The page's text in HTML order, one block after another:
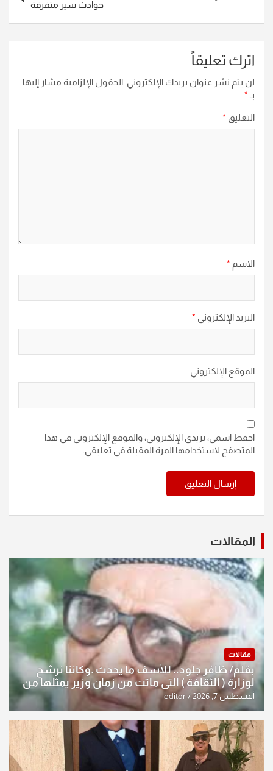
حوادث سير متفرقة
اترك تعليقاً
لن يتم نشر عنوان بريدك الإلكتروني. الحقول الإلزامية مشار إليها
بـ *
التعليق *
الاسم *
البريد الإلكتروني *
الموقع الإلكتروني
احفظ اسمي، بريدي الإلكتروني، والموقع الإلكتروني في هذا
المتصفح لاستخدامها المرة المقبلة في تعليقي.
المقالات
مقالات
بقلم/ ظافر جلود.. للأسف ما يحدث .وكاننا نرشح
لوزارة ( الثقافة ) التي ماتت من زمان وزير يمثلها من
النخبة والإرث العظيم للثقافة العراقية..
أغسطس 7, 2026 editor